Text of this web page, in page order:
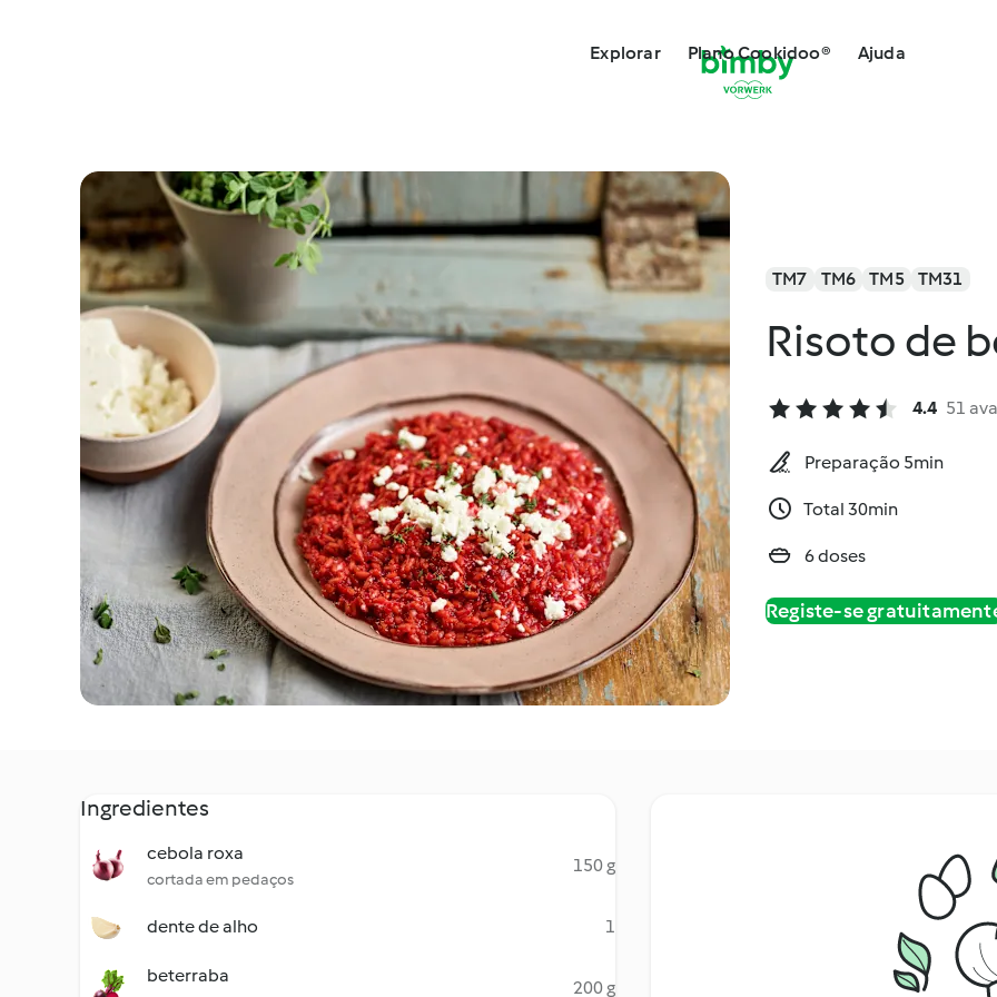
Explorar Plano Cookidoo® Ajuda
TM7 TM6 TM5 TM31
Risoto de
4.4 51
Preparação 5min
Total 30min
6 doses
Registe-se
Ingredientes
cebola roxa
cortada em pedaços
150 g
dente de alho 1
beterraba
200 g